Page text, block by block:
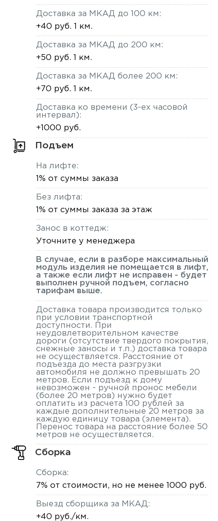
Доставка за МКАД до 100 км:
+40 руб. 1 км.
Доставка за МКАД до 200 км:
+50 руб. 1 км.
Доставка за МКАД более 200 км:
+70 руб. 1 км.
Доставка ко времени (3-ех часовой
интервал):
+1000 руб.
Подъем
На лифте:
1% от суммы заказа
Без лифта:
1% от суммы заказа за этаж
Занос в коттедж:
Уточните у менеджера
В случае, если в разборе максимальный
модуль изделия не помещается в лифт,
а также если лифт не исправен - будет
выполнен ручной подъем, согласно
тарифам выше.
Доставка товара производится только
при условии транспортной
доступности. При
неудовлетворительном качестве
дороги (отсутствие твердого покрытия,
снежные заносы и т.п.) доставка товара
не осуществляется. Расстояние от
подъезда до места разгрузки
автомобиля не должно превышать 20
метров. Если подъезд к дому
невозможен - ручной пронос мебели
(более 20 метров) нужно будет
оплатить из расчета 100 рублей за
каждые дополнительные 20 метров за
каждую единицу товара (элемента).
Перенос товара на расстояние более 50
метров не осуществляется.
Сборка
Сборка:
7% от стоимости, но не менее 1000 руб.
Выезд сборщика за МКАД:
+40 руб./км.